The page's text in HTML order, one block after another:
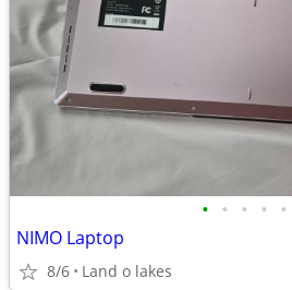
• • • • •
NIMO Laptop
8/6 Land o lakes